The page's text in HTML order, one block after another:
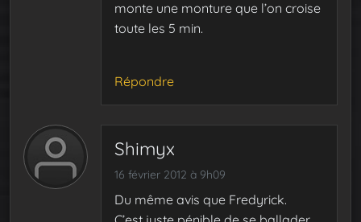
monte une monture que l’on croise
toute les 5 min.
Répondre
Shimyx
16 février 2012 à 9h09
Du même avis que Fredyrick.